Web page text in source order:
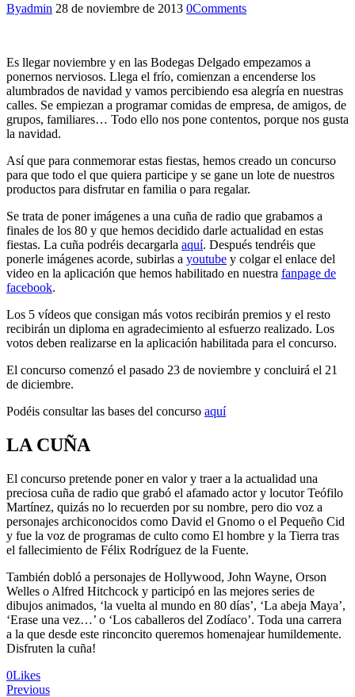
Byadmin 28 de noviembre de 2013 0Comments
Es llegar noviembre y en las Bodegas Delgado empezamos a
ponernos nerviosos. Llega el frío, comienzan a encenderse los
alumbrados de navidad y vamos percibiendo esa alegría en nuestras
calles. Se empiezan a programar comidas de empresa, de amigos, de
grupos, familiares… Todo ello nos pone contentos, porque nos gusta
la navidad.
Así que para conmemorar estas fiestas, hemos creado un concurso
para que todo el que quiera participe y se gane un lote de nuestros
productos para disfrutar en familia o para regalar.
Se trata de poner imágenes a una cuña de radio que grabamos a
finales de los 80 y que hemos decidido darle actualidad en estas
fiestas. La cuña podréis decargarla aquí. Después tendréis que
ponerle imágenes acorde, subirlas a youtube y colgar el enlace del
video en la aplicación que hemos habilitado en nuestra fanpage de
facebook.
Los 5 vídeos que consigan más votos recibirán premios y el resto
recibirán un diploma en agradecimiento al esfuerzo realizado. Los
votos deben realizarse en la aplicación habilitada para el concurso.
El concurso comenzó el pasado 23 de noviembre y concluirá el 21
de diciembre.
Podéis consultar las bases del concurso aquí
LA CUÑA
El concurso pretende poner en valor y traer a la actualidad una
preciosa cuña de radio que grabó el afamado actor y locutor Teófilo
Martínez, quizás no lo recuerden por su nombre, pero dio voz a
personajes archiconocidos como David el Gnomo o el Pequeño Cid
y fue la voz de programas de culto como El hombre y la Tierra tras
el fallecimiento de Félix Rodríguez de la Fuente.
También dobló a personajes de Hollywood, John Wayne, Orson
Welles o Alfred Hitchcock y participó en las mejores series de
dibujos animados, ‘la vuelta al mundo en 80 días’, ‘La abeja Maya’,
‘Erase una vez…’ o ‘Los caballeros del Zodíaco’. Toda una carrera
a la que desde este rinconcito queremos homenajear humildemente.
Disfruten la cuña!
0Likes
Previous